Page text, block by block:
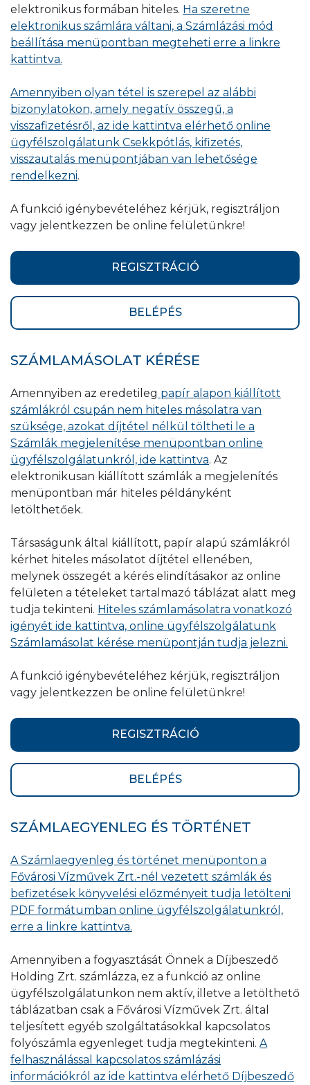
elektronikus formában hiteles. Ha szeretne
elektronikus számlára váltani, a Számlázási mód
beállítása menüpontban megteheti erre a linkre
kattintva.
Amennyiben olyan tétel is szerepel az alábbi
bizonylatokon, amely negatív összegű, a
visszafizetésről, az ide kattintva elérhető online
ügyfélszolgálatunk Csekkpótlás, kifizetés,
visszautalás menüpontjában van lehetősége
rendelkezni.
A funkció igénybevételéhez kérjük, regisztráljon
vagy jelentkezzen be online felületünkre!
REGISZTRÁCIÓ
BELÉPÉS
SZÁMLAMÁSOLAT KÉRÉSE
Amennyiben az eredetileg papír alapon kiállított
számlákról csupán nem hiteles másolatra van
szüksége, azokat díjtétel nélkül töltheti le a
Számlák megjelenítése menüpontban online
ügyfélszolgálatunkról, ide kattintva. Az
elektronikusan kiállított számlák a megjelenítés
menüpontban már hiteles példányként
letölthetőek.
Társaságunk által kiállított, papír alapú számlákról
kérhet hiteles másolatot díjtétel ellenében,
melynek összegét a kérés elindításakor az online
felületen a tételeket tartalmazó táblázat alatt meg
tudja tekinteni. Hiteles számlamásolatra vonatkozó
igényét ide kattintva, online ügyfélszolgálatunk
Számlamásolat kérése menüpontján tudja jelezni.
A funkció igénybevételéhez kérjük, regisztráljon
vagy jelentkezzen be online felületünkre!
REGISZTRÁCIÓ
BELÉPÉS
SZÁMLAEGYENLEG ÉS TÖRTÉNET
A Számlaegyenleg és történet menüponton a
Fővárosi Vízművek Zrt.-nél vezetett számlák és
befizetések könyvelési előzményeit tudja letölteni
PDF formátumban online ügyfélszolgálatunkról,
erre a linkre kattintva.
Amennyiben a fogyasztását Önnek a Díjbeszedő
Holding Zrt. számlázza, ez a funkció az online
ügyfélszolgálatunkon nem aktív, illetve a letölthető
táblázatban csak a Fővárosi Vízművek Zrt. által
teljesített egyéb szolgáltatásokkal kapcsolatos
folyószámla egyenleget tudja megtekinteni. A
felhasználással kapcsolatos számlázási
információkról az ide kattintva elérhető Díjbeszedő